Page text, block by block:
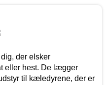
der elsker
eller hest. De lægger
til kæledyrene, der er